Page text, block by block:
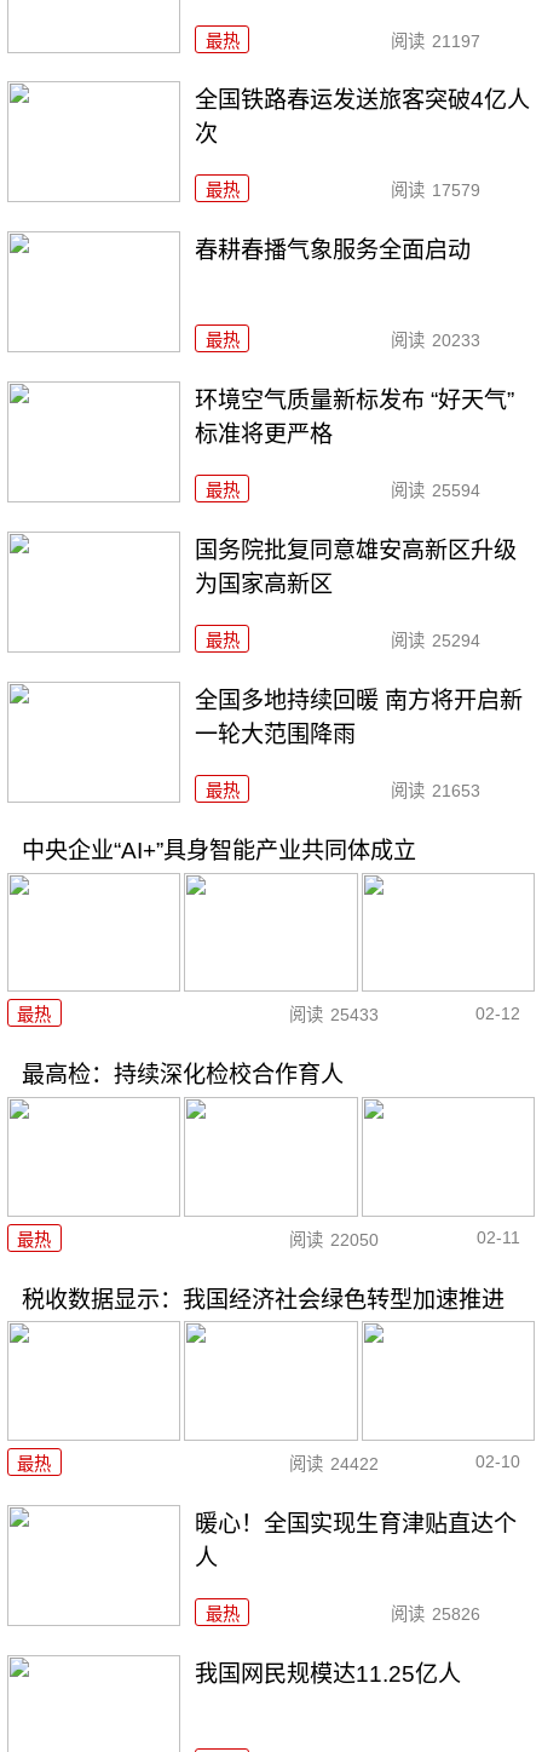
最热 阅读 21197
全国铁路春运发送旅客突破4亿人
次
最热 阅读 17579
春耕春播气象服务全面启动
最热 阅读 20233
环境空气质量新标发布 “好天气”
标准将更严格
最热 阅读 25594
国务院批复同意雄安高新区升级
为国家高新区
最热 阅读 25294
全国多地持续回暖 南方将开启新
一轮大范围降雨
最热 阅读 21653
中央企业“AI+”具身智能产业共同体成立
最热 阅读 25433 02-12
最高检：持续深化检校合作育人
最热 阅读 22050 02-11
税收数据显示：我国经济社会绿色转型加速推进
最热 阅读 24422 02-10
暖心！全国实现生育津贴直达个
人
最热 阅读 25826
我国网民规模达11.25亿人